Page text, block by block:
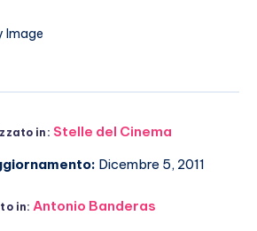
Image
in: Stelle del Cinema
Dicembre 5, 2011
in: Antonio Banderas